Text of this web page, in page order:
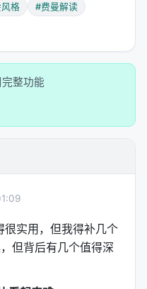
不强行统一
曲线：
注关键阈值
外刻度，专业感
格 #费曼解读
整功能
实用，但我得补几个
但背后有几个值得深